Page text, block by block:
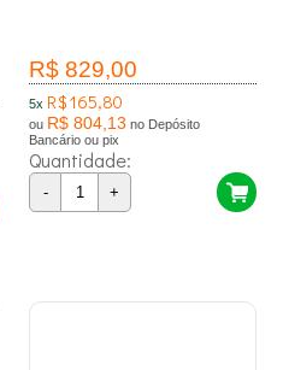
R$ 829,00
5x R$ 165,80
ou R$ 804,13 no Depósito
Bancário ou pix
Quantidade:
- +